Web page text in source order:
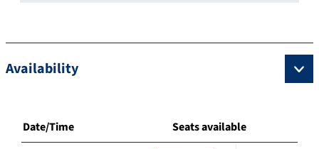
Availability
Date/Time Seats available